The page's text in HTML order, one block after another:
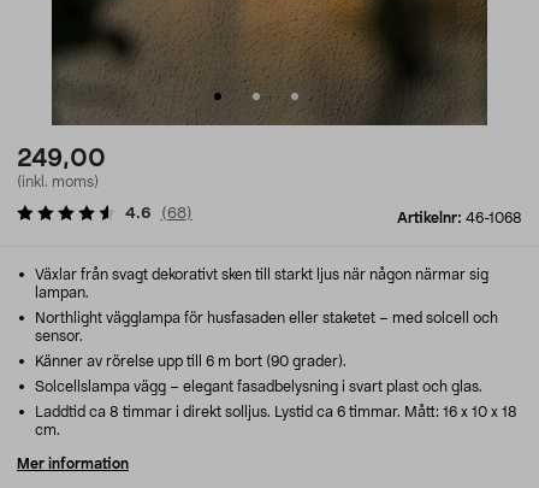
249,00
(inkl. moms)
Artikelnr: 46-1068
4.6 (68)
Växlar från svagt dekorativt sken till starkt ljus när någon närmar sig
lampan.
Northlight vägglampa för husfasaden eller staketet – med solcell och
sensor.
Känner av rörelse upp till 6 m bort (90 grader).
Solcellslampa vägg – elegant fasadbelysning i svart plast och glas.
Laddtid ca 8 timmar i direkt solljus. Lystid ca 6 timmar. Mått: 16 x 10 x 18
cm.
Mer information